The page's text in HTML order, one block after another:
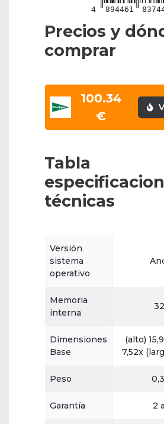
4 894461
Precios y
comprar
100.34
€
Tabla
técnicas
Versión
sistema
operativo
Memoria
interna
Dimensiones
Base
(alto)
7,52x
Peso
Garantía 2